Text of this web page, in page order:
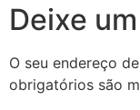
Deixe
O seu endereço
obrigatórios são